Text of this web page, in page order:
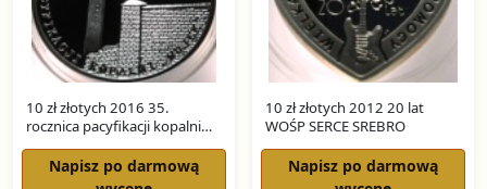
10 zł złotych 2016 35.
rocznica pacyfikacji kopalni
Wujek SREBRO
Napisz po darmową
10 zł złotych 2012 20 lat
WOŚP SERCE SREBRO
Napisz po darmową